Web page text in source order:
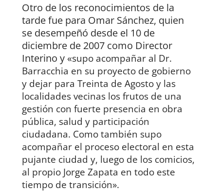
Otro de los reconocimientos de la
tarde fue para Omar Sánchez, quien
se desempeñó desde el 10 de
diciembre de 2007 como Director
Interino y «supo acompañar al Dr.
Barracchia en su proyecto de gobierno
y dejar para Treinta de Agosto y las
localidades vecinas los frutos de una
gestión con fuerte presencia en obra
pública, salud y participación
ciudadana. Como también supo
acompañar el proceso electoral en esta
pujante ciudad y, luego de los comicios,
al propio Jorge Zapata en todo este
tiempo de transición».